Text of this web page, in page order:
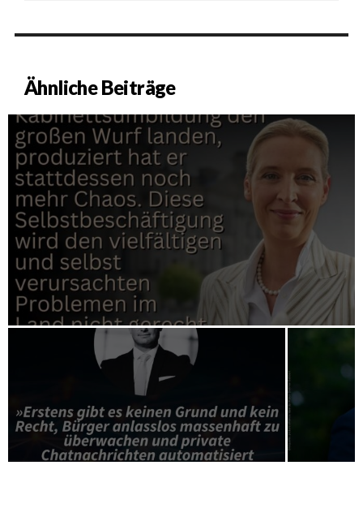
Ähnliche Beiträge